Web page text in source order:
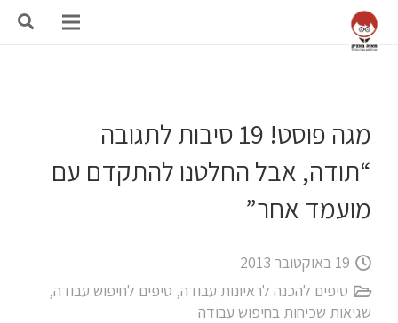
מגה פוסט! 19 סיבות לתגובה
“תודה, אבל החלטנו להתקדם עם
מועמד אחר”
19 באוקטובר 2013
טיפים להכנה לראיונות עבודה, טיפים לחיפוש עבודה,
שגיאות שכיחות בחיפוש עבודה